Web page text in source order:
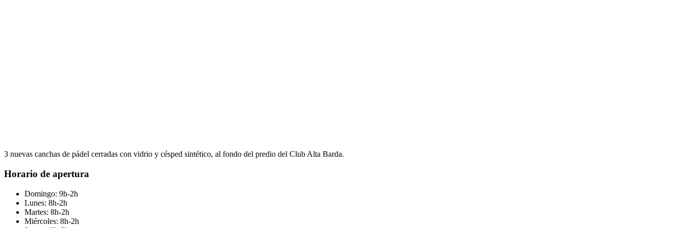
3 nuevas canchas de pádel cerradas con vidrio y césped sintético, al fondo del predio del Club Alta Barda.
Horario de apertura
Domingo: 9h-2h
Lunes: 8h-2h
Martes: 8h-2h
Miércoles: 8h-2h